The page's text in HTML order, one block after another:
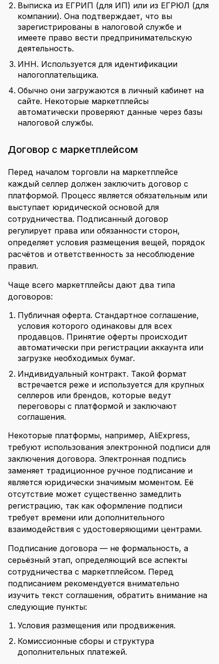
Выписка из ЕГРИП (для ИП) или из ЕГРЮЛ (для
компании). Она подтверждает, что вы
зарегистрированы в налоговой службе и
имеете право вести предпринимательскую
деятельность.
ИНН. Используется для идентификации
налогоплательщика.
Обычно они загружаются в личный кабинет на
сайте. Некоторые маркетплейсы
автоматически проверяют данные через базы
налоговой службы.
Договор с маркетплейсом
Перед началом торговли на маркетплейсе
каждый селлер должен заключить договор с
платформой. Процесс является обязательным или
выступает юридической основой для
сотрудничества. Подписанный договор
регулирует права или обязанности сторон,
определяет условия размещения вещей, порядок
расчётов и ответственность за несоблюдение
правил.
Чаще всего маркетплейсы дают два типа
договоров:
Публичная оферта. Стандартное соглашение,
условия которого одинаковы для всех
продавцов. Принятие оферты происходит
автоматически при регистрации аккаунта или
загрузке необходимых бумаг.
Индивидуальный контракт. Такой формат
встречается реже и используется для крупных
селлеров или брендов, которые ведут
переговоры с платформой и заключают
соглашения.
Некоторые платформы, например, AliExpress,
требуют использования электронной подписи для
заключения договора. Электронная подпись
заменяет традиционное ручное подписание и
является юридически значимым моментом. Её
отсутствие может существенно замедлить
регистрацию, так как оформление подписи
требует времени или дополнительного
взаимодействия с удостоверяющими центрами.
Подписание договора — не формальность, а
серьёзный этап, определяющий все аспекты
сотрудничества с маркетплейсом. Перед
подписанием рекомендуется внимательно
изучить текст соглашения, обратить внимание на
следующие пункты:
Условия размещения или продвижения.
Комиссионные сборы и структура
дополнительных платежей.